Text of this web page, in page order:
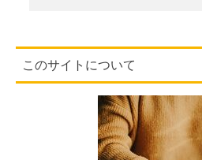
このサイトについて